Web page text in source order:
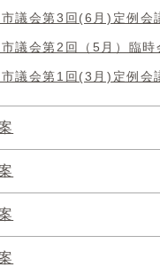
議会第3回(6月)定例会
議会第2回（5月）臨時
議会第1回(3月)定例会